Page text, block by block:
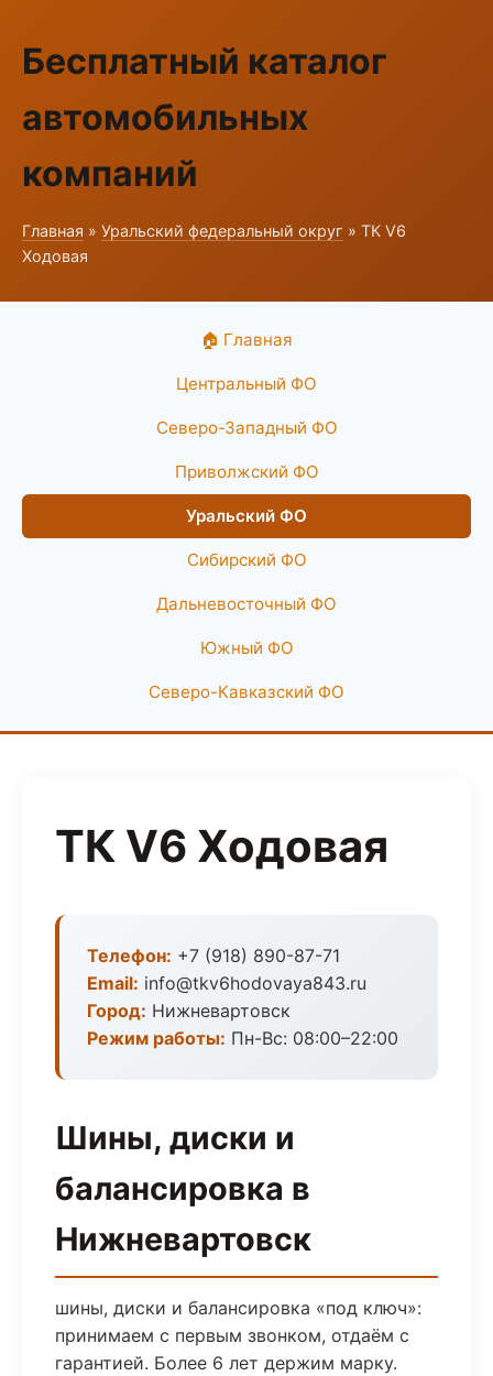
Бесплатный каталог
автомобильных
компаний
Главная » Уральский федеральный округ » ТК V6
Ходовая
🏠 Главная
Центральный ФО
Северо-Западный ФО
Приволжский ФО
Уральский ФО
Сибирский ФО
Дальневосточный ФО
Южный ФО
Северо-Кавказский ФО
ТК V6 Ходовая
Телефон: +7 (918) 890-87-71
Email: info@tkv6hodovaya843.ru
Город: Нижневартовск
Режим работы: Пн-Вс: 08:00–22:00
Шины, диски и
балансировка в
Нижневартовск
шины, диски и балансировка «под ключ»:
принимаем с первым звонком, отдаём с
гарантией. Более 6 лет держим марку.